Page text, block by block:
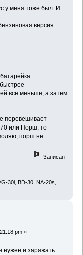
у меня тоже был. И
версия.
все меньше, а затем
перевешивает
или Порш, то
порш не
Записан
30i, BD-30, NA-20s,
pm »
нужен и заряжать